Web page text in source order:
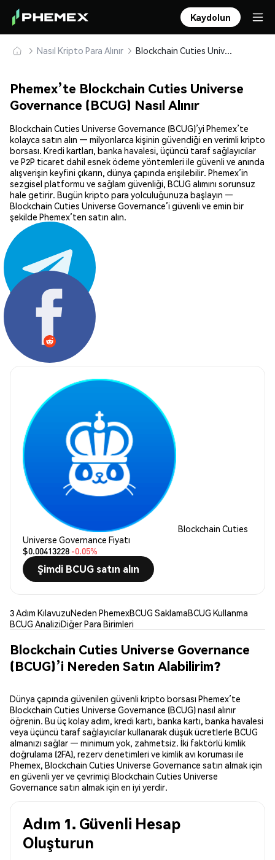
Kaydolun
Nasıl Kripto Para Alınır Blockchain Cuties Universe Governance (BCUG) Güvenle Satın Alın ve Saklayın
Phemex’te Blockchain Cuties Universe
Governance (BCUG) Nasıl Alınır
Blockchain Cuties Universe Governance (BCUG)’yi Phemex’te
kolayca satın alın — milyonlarca kişinin güvendiği en verimli kripto
borsası. Kredi kartları, banka havalesi, üçüncü taraf sağlayıcılar
ve P2P ticaret dahil esnek ödeme yöntemleri ile güvenli ve anında
alışverişin keyfini çıkarın, dünya çapında erişilebilir. Phemex’in
sezgisel platformu ve sağlam güvenliği, BCUG alımını sorunsuz
hale getirir. Bugün kripto para yolculuğunuza başlayın —
Blockchain Cuties Universe Governance’i güvenli ve emin bir
şekilde Phemex’ten satın alın.
Paylaş:
Blockchain Cuties
Universe Governance Fiyatı
$0.00413228 -0.05%
Şimdi BCUG satın alın
3 Adım KılavuzuNeden PhemexBCUG SaklamaBCUG Kullanma
BCUG AnaliziDiğer Para Birimleri
Blockchain Cuties Universe Governance
(BCUG)’i Nereden Satın Alabilirim?
Dünya çapında güvenilen güvenli kripto borsası Phemex’te
Blockchain Cuties Universe Governance (BCUG) nasıl alınır
öğrenin. Bu üç kolay adım, kredi kartı, banka kartı, banka havalesi
veya üçüncü taraf sağlayıcılar kullanarak düşük ücretlerle BCUG
almanızı sağlar — minimum yok, zahmetsiz. İki faktörlü kimlik
doğrulama (2FA), rezerv denetimleri ve kimlik avı koruması ile
Phemex, Blockchain Cuties Universe Governance satın almak için
en güvenli yer ve çevrimiçi Blockchain Cuties Universe
Governance satın almak için en iyi yerdir.
Adım 1. Güvenli Hesap
Oluşturun